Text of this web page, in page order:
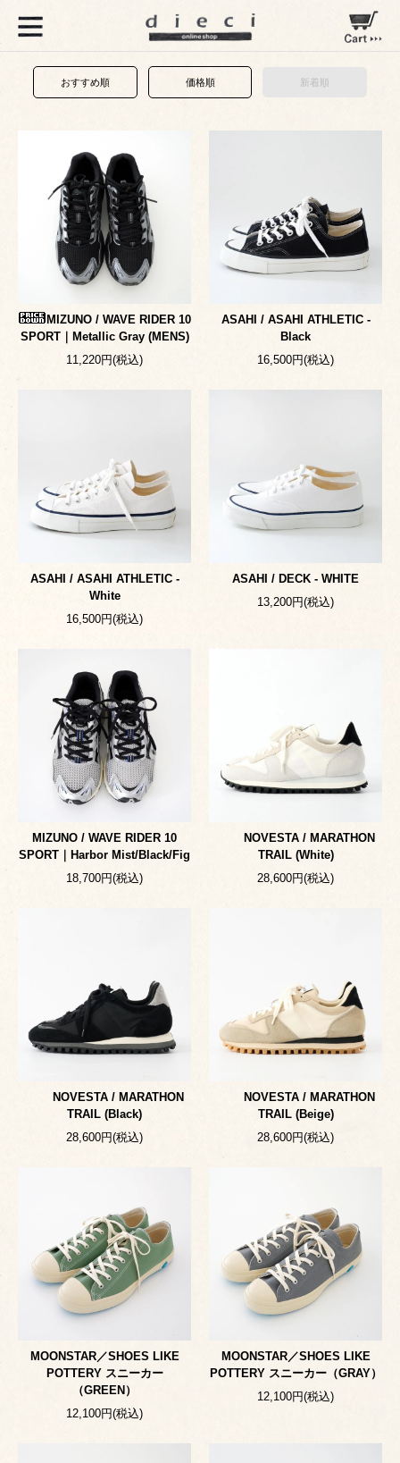
おすすめ順 価格順 新着順
MIZUNO / WAVE RIDER 10
SPORT｜Metallic Gray (MENS)
11,220円(税込)
ASAHI / ASAHI ATHLETIC -
Black
16,500円(税込)
ASAHI / ASAHI ATHLETIC -
White
16,500円(税込)
ASAHI / DECK - WHITE
13,200円(税込)
MIZUNO / WAVE RIDER 10
SPORT｜Harbor Mist/Black/Fig
18,700円(税込)
NOVESTA / MARATHON
TRAIL (White)
28,600円(税込)
NOVESTA / MARATHON
TRAIL (Black)
28,600円(税込)
NOVESTA / MARATHON
TRAIL (Beige)
28,600円(税込)
MOONSTAR／SHOES LIKE
POTTERY スニーカー
（GREEN）
12,100円(税込)
MOONSTAR／SHOES LIKE
POTTERY スニーカー（GRAY）
12,100円(税込)